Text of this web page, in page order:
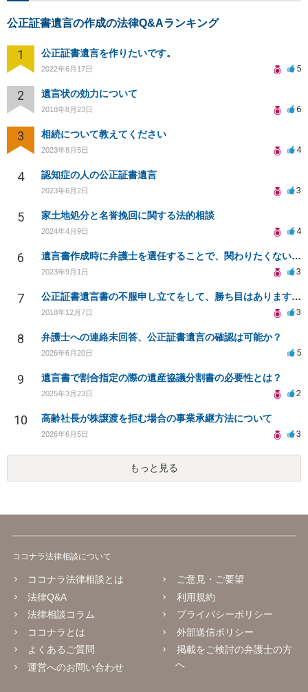
公正証書遺言の作成の法律Q&Aランキング
1 公正証書遺言を作りたいです。
2022年6月17日 5
2 遺言状の効力について
2018年8月23日 6
3 相続について教えてください
2023年8月5日 4
4 認知症の人の公正証書遺言
2023年6月2日 3
5 家土地処分と名誉挽回に関する法的相談
2024年4月9日 4
6 遺言書作成時に弁護士を選任することで、関わりたくない相続人との関係を回避できるのでしょうか？
2023年9月1日 3
7 公正証書遺言書の不服申し立てをして、勝ち目はありますか？
2018年12月7日 3
8 弁護士への連絡未回答、公正証書遺言の確認は可能か？
2026年6月20日 5
9 遺言書で割合指定の際の遺産協議分割書の必要性とは？
2025年3月23日 2
10 高齢社長が株譲渡を拒む場合の事業承継方法について
2026年6月5日 3
もっと見る
ココナラ法律相談について
ココナラ法律相談とは
法律Q&A
法律相談コラム
ココナラとは
よくあるご質問
運営へのお問い合わせ
ご意見・ご要望
利用規約
プライバシーポリシー
外部送信ポリシー
掲載をご検討の弁護士の方
へ